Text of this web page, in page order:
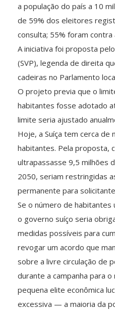
a população do país a 10
de 59% dos eleitores
consulta; 55% foram
A iniciativa foi proposta
(SVP), legenda de direita
cadeiras no Parlamento
O projeto previa que o
habitantes fosse adotado
limite seria ajustado
Hoje, a Suíça tem cerca de
habitantes. Pela proposta,
ultrapassasse 9,5 milhões
2050, seriam restringidas
permanente para
Se o número de
o governo suíço seria
medidas possíveis para
revogar um acordo que
sobre a livre circulação de
durante a campanha para
pequena elite econômica
excessiva — a maioria da